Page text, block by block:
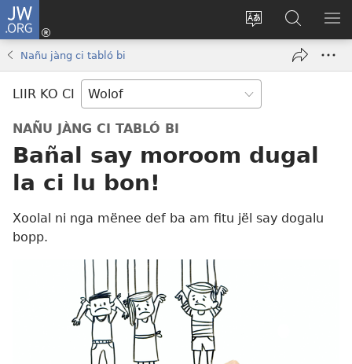
JW.ORG
Tànnal
Ngir
Konektewu
window)
Seet
dara
ci
Nañu jàng ci tabló bi
LIIR KO CI
NAÑU JÀNG CI TABLÓ BI
Bañal say moroom dugal
la ci lu bon!
Xoolal ni nga mënee def ba am fitu jël say dogalu
bopp.